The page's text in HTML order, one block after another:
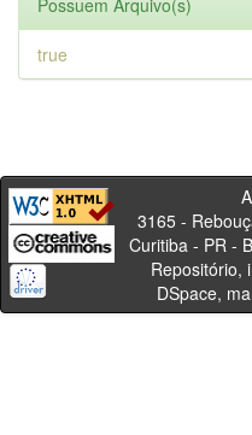
Possuem Arquivo(s)
true
Av. Sete
3165 -
Curitiba
Repositório,
DSpace,